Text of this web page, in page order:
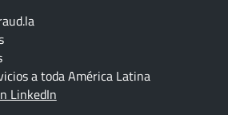
a toda América Latina
LinkedIn